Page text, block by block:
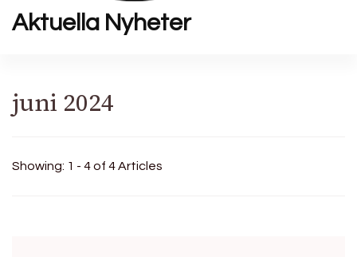
Aktuella Nyheter
juni 2024
Showing: 1 - 4 of 4 Articles